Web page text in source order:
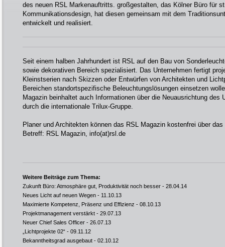
des neuen RSL Markenauftritts. großgestalten, das Kölner Büro für
Kommunikationsdesign, hat diesen gemeinsam mit dem
entwickelt und realisiert.
Seit einem halben Jahrhundert ist RSL auf den Bau von
sowie dekorativen Bereich spezialisiert. Das Unternehmen fertigt
Kleinstserien nach Skizzen oder Entwürfen von Architekten und
Bereichen standortspezifische Beleuchtungslösungen einsetzen
Magazin beinhaltet auch Informationen über die Neuausrichtung des
durch die internationale Trilux-Gruppe.
Planer und Architekten können das RSL Magazin kostenfrei über
Betreff: RSL Magazin, info(at)rsl.de
Weitere Beiträge zum Thema:
Zukunft Büro: Atmosphäre gut, Produktivität noch besser - 28.04.14
Neues Licht auf neuen Wegen - 11.10.13
Maximierte Kompetenz, Präsenz und Effizienz - 08.10.13
Projektmanagement verstärkt - 29.07.13
Neuer Chief Sales Officer - 26.07.13
„Lichtprojekte 02“ - 09.11.12
Bekanntheitsgrad ausgebaut - 02.10.12